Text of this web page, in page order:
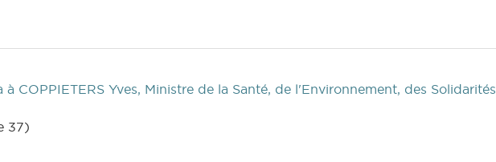
à COPPIETERS Yves, Ministre de la Santé, de l'Environnement, des
37)